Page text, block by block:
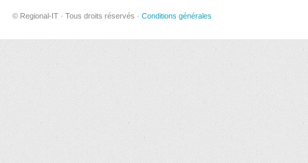
© Regional-IT · Tous droits réservés · Conditions générales